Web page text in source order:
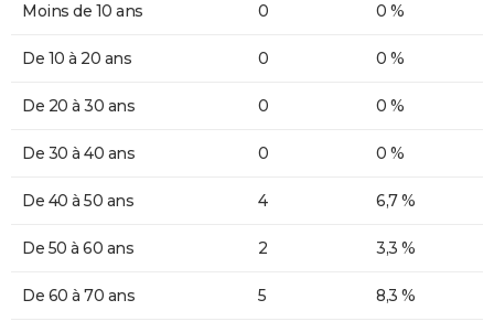
Moins de 10 ans 0 0 %
De 10 à 20 ans 0 0 %
De 20 à 30 ans 0 0 %
De 30 à 40 ans 0 0 %
De 40 à 50 ans 4 6,7 %
De 50 à 60 ans 2 3,3 %
De 60 à 70 ans 5 8,3 %